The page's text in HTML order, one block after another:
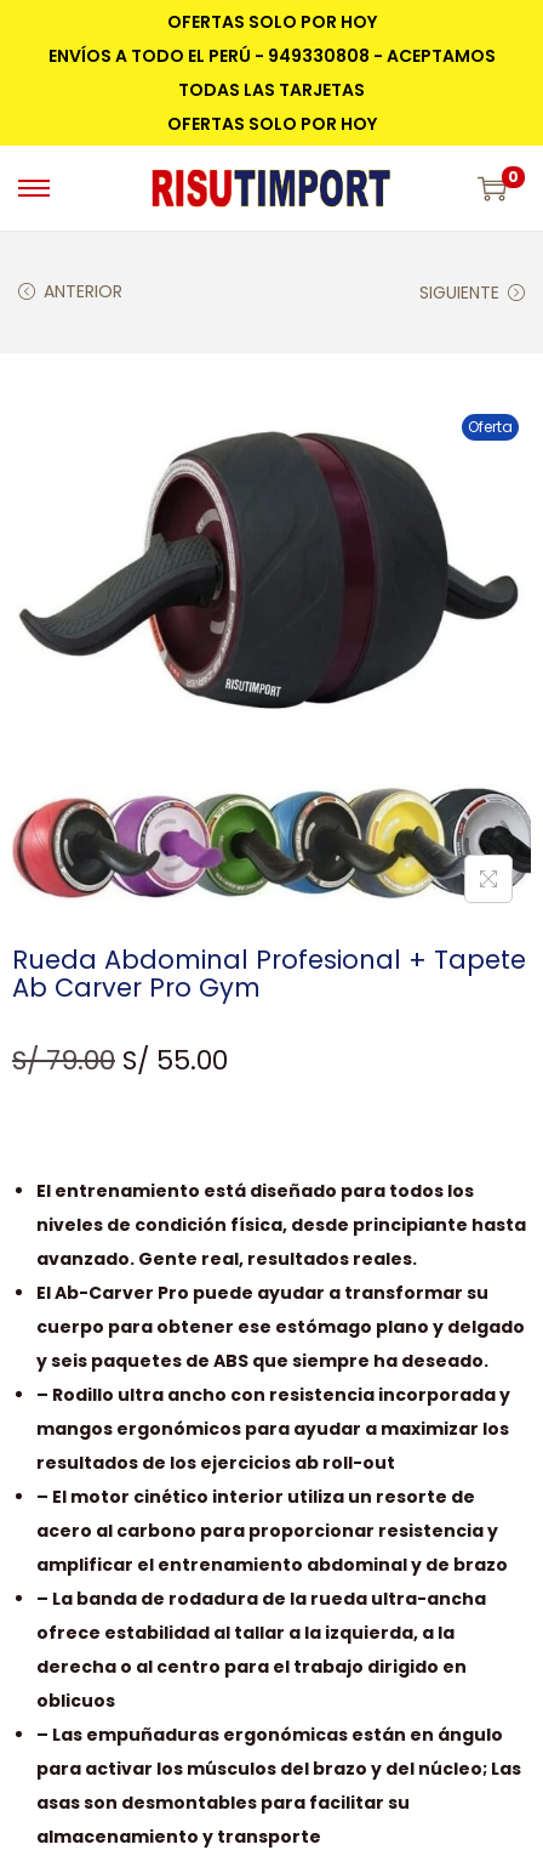
OFERTAS SOLO POR HOY
ENVÍOS A TODO EL PERÚ - 949330808 - ACEPTAMOS
TODAS LAS TARJETAS
OFERTAS SOLO POR HOY
0
ANTERIOR SIGUIENTE
Oferta
Rueda Abdominal Profesional + Tapete
Ab Carver Pro Gym
S/79.00 S/ 55.00
El entrenamiento está diseñado para todos los
niveles de condición física, desde principiante hasta
avanzado. Gente real, resultados reales.
El Ab-Carver Pro puede ayudar a transformar su
cuerpo para obtener ese estómago plano y delgado
y seis paquetes de ABS que siempre ha deseado.
– Rodillo ultra ancho con resistencia incorporada y
mangos ergonómicos para ayudar a maximizar los
resultados de los ejercicios ab roll-out
– El motor cinético interior utiliza un resorte de
acero al carbono para proporcionar resistencia y
amplificar el entrenamiento abdominal y de brazo
– La banda de rodadura de la rueda ultra-ancha
ofrece estabilidad al tallar a la izquierda, a la
derecha o al centro para el trabajo dirigido en
oblicuos
– Las empuñaduras ergonómicas están en ángulo
para activar los músculos del brazo y del núcleo; Las
asas son desmontables para facilitar su
almacenamiento y transporte